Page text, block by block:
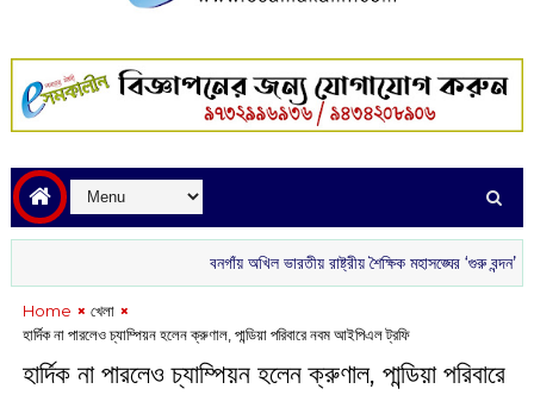
বনগাঁয় অখিল ভারতীয় রাষ্ট্রীয় শৈক্ষিক মহাসঙ্ঘের ‘গুরু বন্দন’ রাতে
Home
খেলা
হার্দিক না পারলেও চ্যাম্পিয়ন হলেন ক্রুণাল, পান্ডিয়া পরিবারে নবম আইপিএল ট্রফি
হার্দিক না পারলেও চ্যাম্পিয়ন হলেন ক্রুণাল, পান্ডিয়া পরিবারে